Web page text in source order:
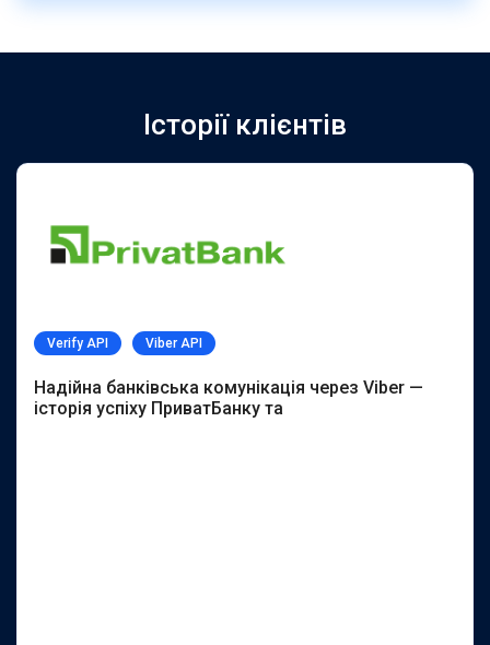
Історії клієнтів
Verify API Viber API
Надійна банківська комунікація через Viber —
історія успіху ПриватБанку та